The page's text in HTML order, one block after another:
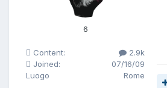
6
Content:
2.9k
Joined:
07/16/09
Luogo
Rome